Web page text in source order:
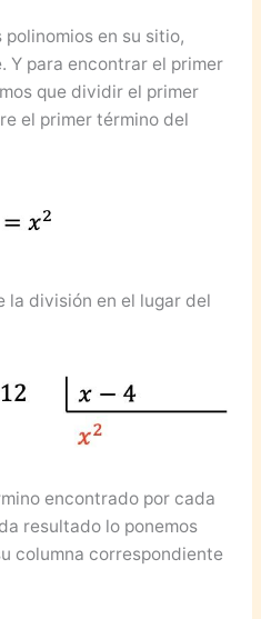
en su sitio,
Y para encontrar el primer
que dividir el primer
el primer término del
la división en el lugar del
encontrado por cada
resultado lo ponemos
columna correspondiente